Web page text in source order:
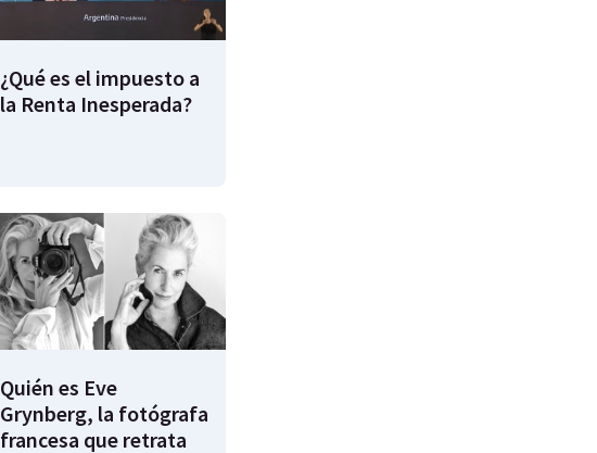
¿Qué es el impuesto a
la Renta Inesperada?
Quién es Eve
Grynberg, la fotógrafa
francesa que retrata